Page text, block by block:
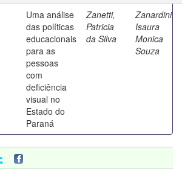
Uma análise
das políticas
educacionais
para as
pessoas
com
deficiência
visual no
Estado do
Paraná
Zanetti,
Patricia
da Silva
Zanardini,
Isaura
Monica
Souza